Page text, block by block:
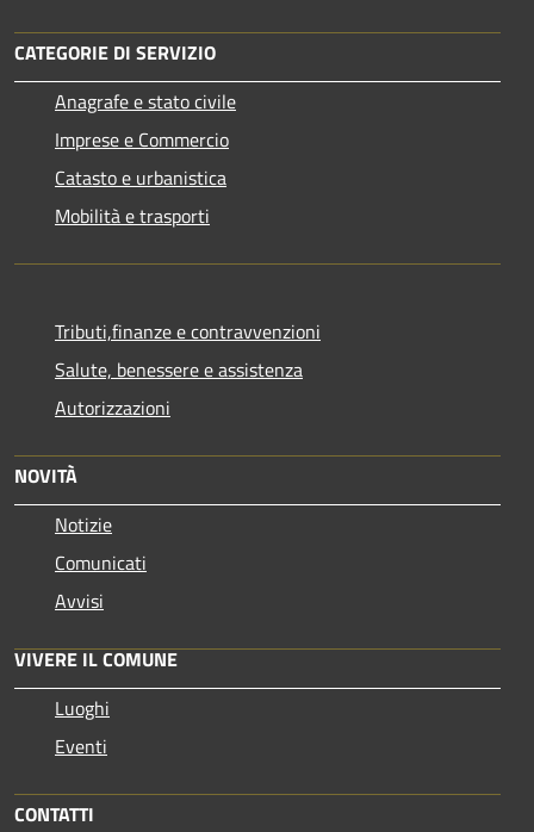
CATEGORIE DI SERVIZIO
Anagrafe e stato civile
Imprese e Commercio
Catasto e urbanistica
Mobilità e trasporti
Tributi,finanze e contravvenzioni
Salute, benessere e assistenza
Autorizzazioni
NOVITÀ
Notizie
Comunicati
Avvisi
VIVERE IL COMUNE
Luoghi
Eventi
CONTATTI